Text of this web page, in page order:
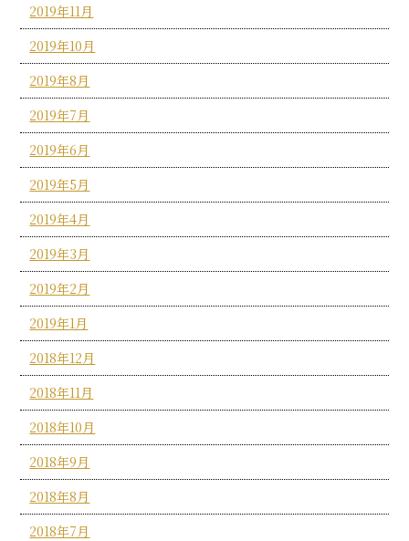
2019年11月
2019年10月
2019年8月
2019年7月
2019年6月
2019年5月
2019年4月
2019年3月
2019年2月
2019年1月
2018年12月
2018年11月
2018年10月
2018年9月
2018年8月
2018年7月